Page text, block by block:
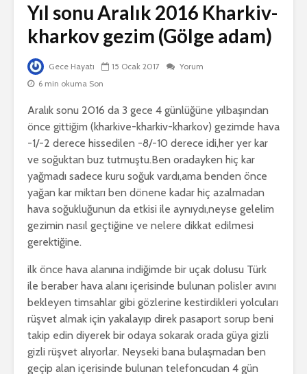
Yıl sonu Aralık 2016 Kharkiv-
kharkov gezim (Gölge adam)
Gece Hayatı 15 Ocak 2017
Yorum
6 min okuma Son
Aralık sonu 2016 da 3 gece 4 günlüğüne yılbaşından
önce gittiğim (kharkive-kharkiv-kharkov) gezimde hava
-1/-2 derece hissedilen -8/-10 derece idi,her yer kar
ve soğuktan buz tutmuştu.Ben oradayken hiç kar
yağmadı sadece kuru soğuk vardı,ama benden önce
yağan kar miktarı ben dönene kadar hiç azalmadan
hava soğukluğunun da etkisi ile aynıydı,neyse gelelim
gezimin nasıl geçtiğine ve nelere dikkat edilmesi
gerektiğine.
ilk önce hava alanına indiğimde bir uçak dolusu Türk
ile beraber hava alanı içerisinde bulunan polisler avını
bekleyen timsahlar gibi gözlerine kestirdikleri yolcuları
rüşvet almak için yakalayıp direk pasaport sorup beni
takip edin diyerek bir odaya sokarak orada güya gizli
gizli rüşvet alıyorlar. Neyseki bana bulaşmadan ben
geçip alan içerisinde bulunan telefoncudan 4 gün